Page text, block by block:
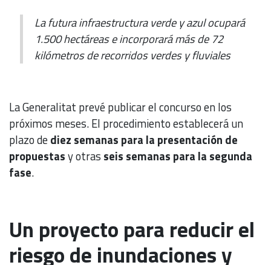
La futura infraestructura verde y azul ocupará
1.500 hectáreas e incorporará más de 72
kilómetros de recorridos verdes y fluviales
La Generalitat prevé publicar el concurso en los
próximos meses. El procedimiento establecerá un
plazo dediez semanas para la presentación de
propuestasy otras seis semanas para la segunda
fase.
Un proyecto para reducir el
riesgo de inundaciones y